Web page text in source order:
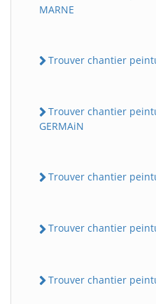
MARNE
Trouver chantier
Trouver chantier
GERMAiN
Trouver chantier
Trouver chantier
Trouver chantier